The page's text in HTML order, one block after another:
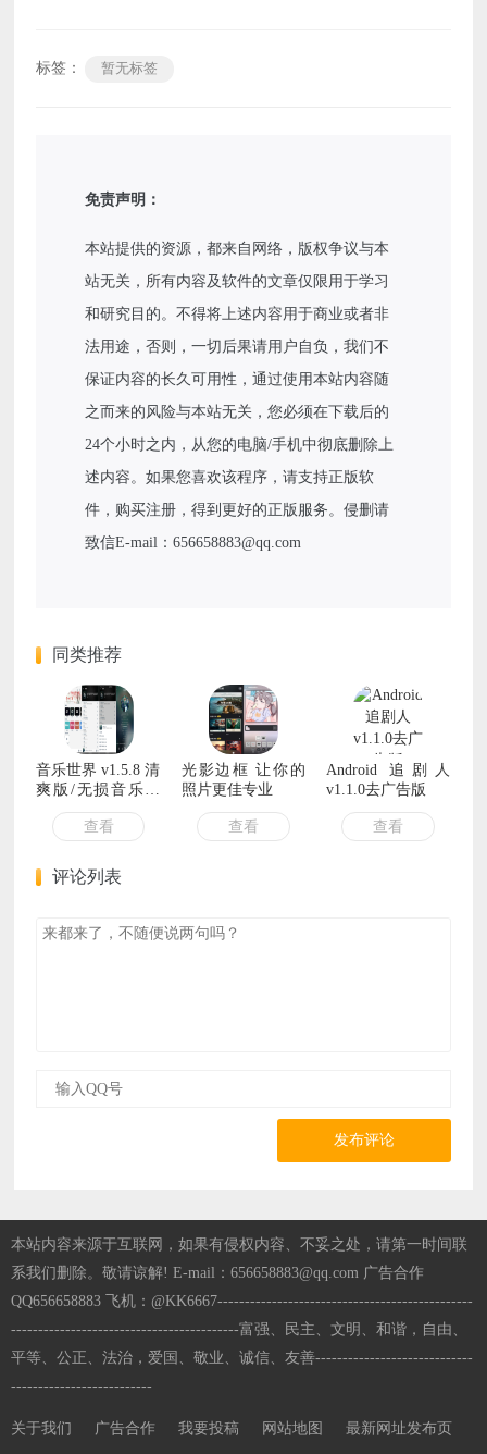
标签： 暂无标签
免责声明：
本站提供的资源，都来自网络，版权争议与本
站无关，所有内容及软件的文章仅限用于学习
和研究目的。不得将上述内容用于商业或者非
法用途，否则，一切后果请用户自负，我们不
保证内容的长久可用性，通过使用本站内容随
之而来的风险与本站无关，您必须在下载后的
24个小时之内，从您的电脑/手机中彻底删除上
述内容。如果您喜欢该程序，请支持正版软
件，购买注册，得到更好的正版服务。侵删请
致信E-mail：656658883@qq.com
同类推荐
音乐世界 v1.5.8 清
爽版/无损音乐免
费下载
查看
光影边框 让你的
照片更佳专业
查看
Android 追剧人
v1.1.0去广告版
查看
评论列表
发布评论
本站内容来源于互联网，如果有侵权内容、不妥之处，请第一时间联
系我们删除。敬请谅解! E-mail：656658883@qq.com 广告合作
QQ656658883 飞机：@KK6667-----------------------------------------------
------------------------------------------富强、民主、文明、和谐，自由、
平等、公正、法治，爱国、敬业、诚信、友善-----------------------------
--------------------------
关于我们 广告合作 我要投稿 网站地图 最新网址发布页